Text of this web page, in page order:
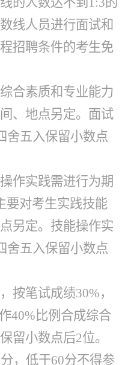
线人员进行面试和
招聘条件的考生免
合素质和专业能力
、地点另定。面试
舍五入保留小数点
作实践需进行为期
要对考生实践技能
另定。技能操作实
舍五入保留小数点
按笔试成绩30%，
40%比例合成综合
留小数点后2位。
，低于60分不得参